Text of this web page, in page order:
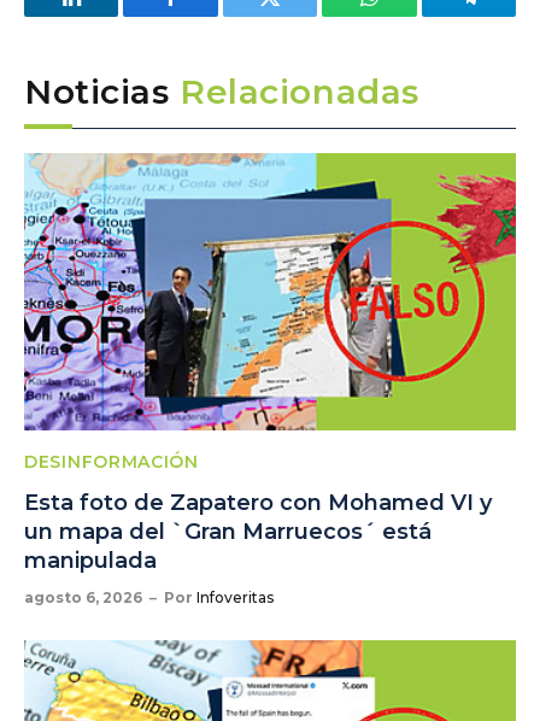
LinkedIn Facebook Twitter WhatsApp
Noticias Relacionadas
DESINFORMACIÓN
Esta foto de Zapatero con Mohamed VI y
un mapa del `Gran Marruecos´ está
manipulada
agosto 6, 2026 Por Infoveritas